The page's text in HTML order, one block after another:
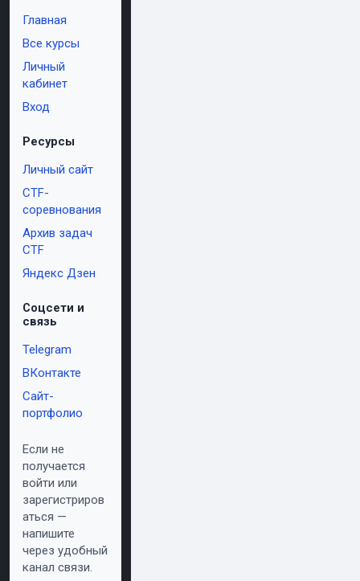
Главная
Все курсы
Личный
кабинет
Вход
Ресурсы
Личный сайт
CTF-
соревнования
Архив задач
CTF
Яндекс Дзен
Соцсети и
связь
Telegram
ВКонтакте
Сайт-
портфолио
Если не
получается
войти или
зарегистриров
аться —
напишите
через удобный
канал связи.